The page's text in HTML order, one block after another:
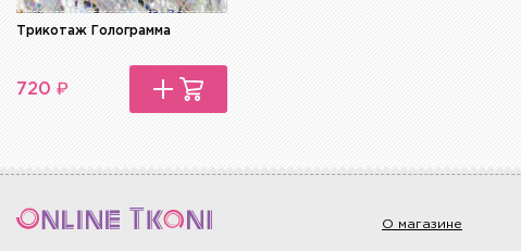
Трикотаж Голограмма
720 ₽
О магазине